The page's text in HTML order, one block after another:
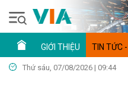
GIỚI THIỆU TIN TỨC -
Thứ sáu, 07/08/2026 | 09:44